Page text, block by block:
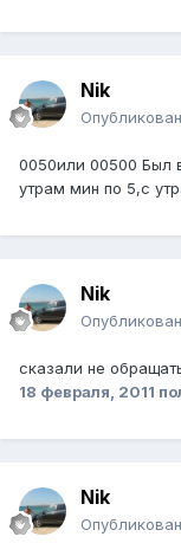
Nik
0050или 00500 Был
утрам мин по 5,с
Nik
сказали не
18 февраля, 2011
Nik